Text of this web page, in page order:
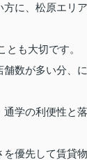
に、松原エリ
も大切です。
数が多い分、
学の利便性と
優先して賃貸